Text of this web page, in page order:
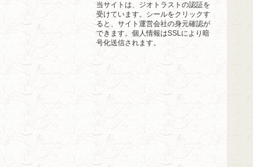
当サイトは、ジオトラストの認証を
受けています。シールをクリックす
ると、サイト運営会社の身元確認が
できます。個人情報はSSLにより暗
号化送信されます。